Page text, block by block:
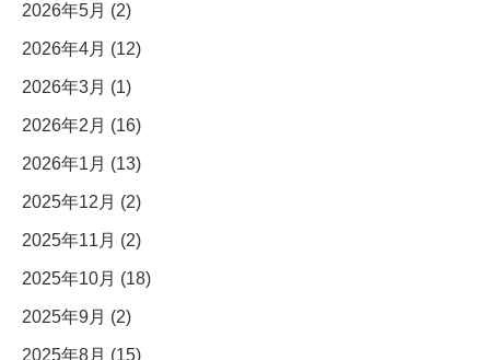
2026年5月 (2)
2026年4月 (12)
2026年3月 (1)
2026年2月 (16)
2026年1月 (13)
2025年12月 (2)
2025年11月 (2)
2025年10月 (18)
2025年9月 (2)
2025年8月 (15)